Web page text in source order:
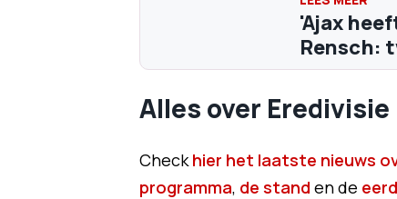
'Ajax
Rensch:
Alles over Eredivisie
Checkhier het laatste nieuws
programma, de stand en de